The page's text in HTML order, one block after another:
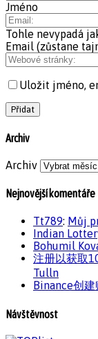
Jméno
Tohle nevypadá
Email (zůstane
Uložit jméno,
Archiv
Archiv
Nejnovější komentáře
Tt789: Můj
Indian
Bohumil
注册以获取
Tulln
Binance创建
Návštěvnost